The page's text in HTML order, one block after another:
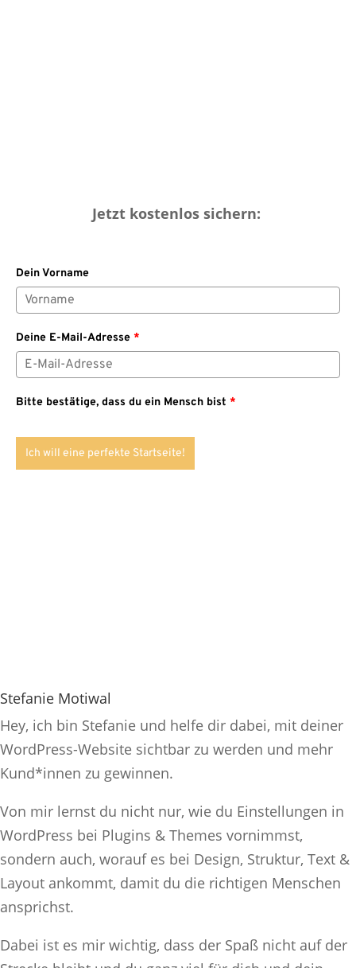
Jetzt kostenlos sichern:
Dein Vorname
Deine E-Mail-Adresse *
Bitte bestätige, dass du ein Mensch bist *
Ich will eine perfekte Startseite!
Stefanie Motiwal
Hey, ich bin Stefanie und helfe dir dabei, mit deiner
WordPress-Website sichtbar zu werden und mehr
Kund*innen zu gewinnen.
Von mir lernst du nicht nur, wie du Einstellungen in
WordPress bei Plugins & Themes vornimmst,
sondern auch, worauf es bei Design, Struktur, Text &
Layout ankommt, damit du die richtigen Menschen
ansprichst.
Dabei ist es mir wichtig, dass der Spaß nicht auf der